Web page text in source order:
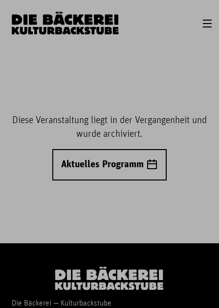
Diese Veranstaltung liegt in der Vergangenheit und
wurde archiviert.
Aktuelles Programm
Die Bäckerei — Kulturbackstube